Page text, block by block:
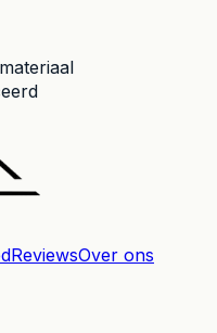
ReviewsOver ons